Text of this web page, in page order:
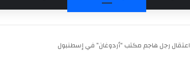
اعتقال رجل هاجم مكتب “أردوغان” في إسطنبول